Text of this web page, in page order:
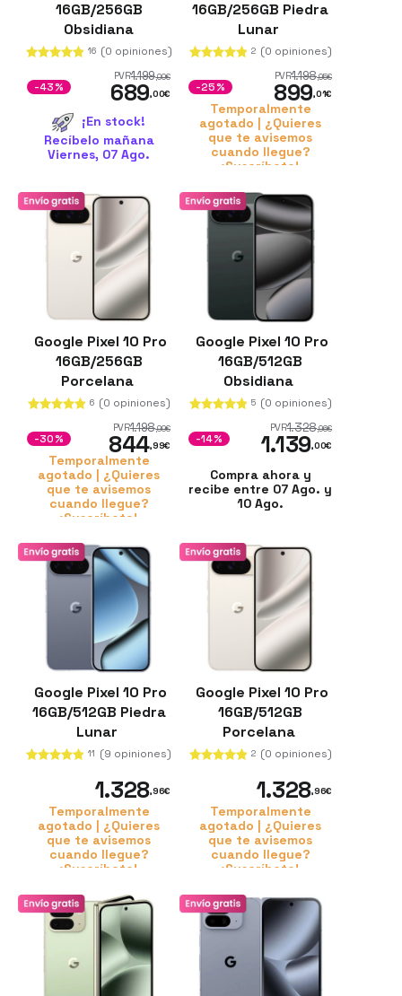
16GB/256GB
Obsidiana
Renovado
16 (0 opiniones)
PVR1.199,00€
689,00€
-43%
¡En stock!
Recíbelo mañana
Viernes, 07 Ago.
16GB/256GB Piedra
Lunar
2 (0 opiniones)
PVR1.198,95€
899,01€
-25%
Temporalmente
agotado | ¿Quieres
que te avisemos
cuando llegue?
¡Suscríbete!
Google Pixel 10 Pro
16GB/256GB
Porcelana
6 (0 opiniones)
PVR1.198,99€
844,99€
-30%
Temporalmente
agotado | ¿Quieres
que te avisemos
cuando llegue?
¡Suscríbete!
Google Pixel 10 Pro
16GB/512GB
Obsidiana
5 (0 opiniones)
PVR1.328,96€
1.139,00€
-14%
Compra ahora y
recibe entre 07 Ago. y
10 Ago.
Google Pixel 10 Pro
16GB/512GB Piedra
Lunar
11 (9 opiniones)
1.328,96€
Temporalmente
agotado | ¿Quieres
que te avisemos
cuando llegue?
¡Suscríbete!
Google Pixel 10 Pro
16GB/512GB
Porcelana
2 (0 opiniones)
1.328,96€
Temporalmente
agotado | ¿Quieres
que te avisemos
cuando llegue?
¡Suscríbete!